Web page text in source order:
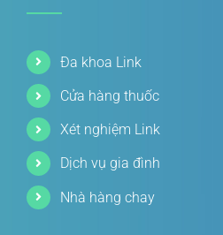
Đa khoa Link
Cửa hàng thuốc
Xét nghiệm Link
Dịch vụ gia đình
Nhà hàng chay